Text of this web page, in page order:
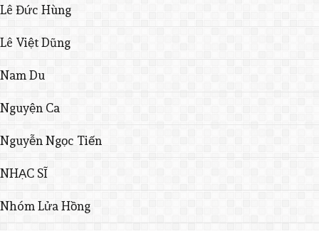
Lê Đức Hùng
Lê Việt Dũng
Nam Du
Nguyện Ca
Nguyễn Ngọc Tiến
NHẠC SĨ
Nhóm Lửa Hồng